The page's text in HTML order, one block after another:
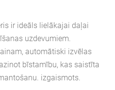
ir ideāls lielākajai daļai
uzdevumiem.
automātiski izvēlas
bīstamību, kas saistīta
izgaismots.